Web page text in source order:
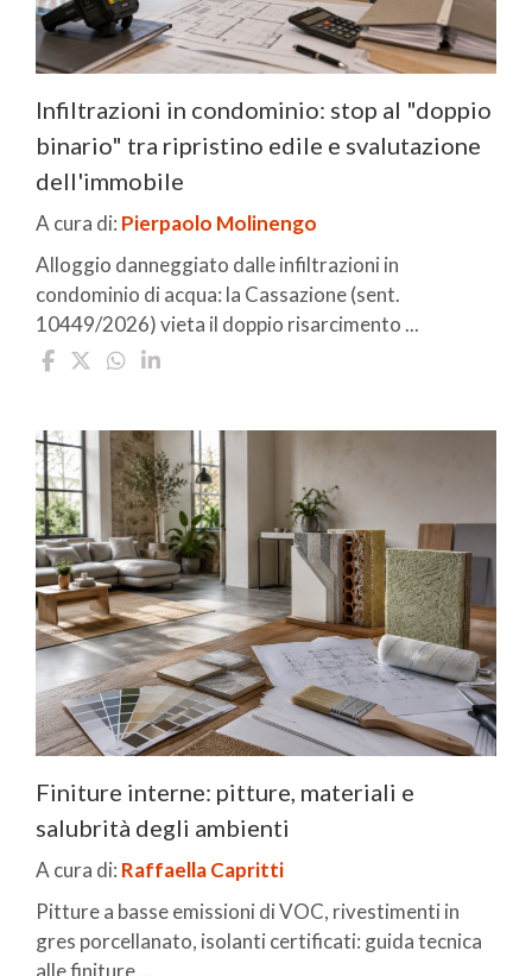
Infiltrazioni in condominio: stop al "doppio
binario" tra ripristino edile e svalutazione
dell'immobile
A cura di: Pierpaolo Molinengo
Alloggio danneggiato dalle infiltrazioni in
condominio di acqua: la Cassazione (sent.
10449/2026) vieta il doppio risarcimento ...
Finiture interne: pitture, materiali e
salubrità degli ambienti
A cura di: Raffaella Capritti
Pitture a basse emissioni di VOC, rivestimenti in
gres porcellanato, isolanti certificati: guida tecnica
alle finiture ...